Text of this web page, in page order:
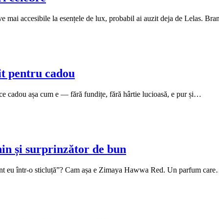
mai accesibile la esențele de lux, probabil ai auzit deja de Lelas.
pentru cadou
cadou așa cum e — fără fundițe, fără hârtie lucioasă, e pur și…
și surprinzător de bun
eu într-o sticluță”? Cam așa e Zimaya Hawwa Red. Un parfum